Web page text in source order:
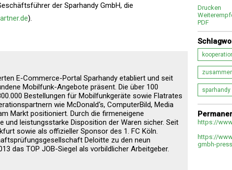
der Sparhandy GmbH, die
).
E-Commerce-Portal Sparhandy etabliert und seit
Mobilfunk-Angebote präsent. Die über 100
Bestellungen für Mobilfunkgeräte sowie Flatrates
wie McDonald‘s, ComputerBild, Media
Markt positioniert. Durch die firmeneigene
leistungsstarke Disposition der Waren sicher. Seit
sowie als offizieller Sponsor des 1. FC Köln.
Deloitte zu den neun
das TOP JOB-Siegel als vorbildlicher Arbeitgeber.
Drucken
PDF
sparhandy
https://
https://
gmbh-